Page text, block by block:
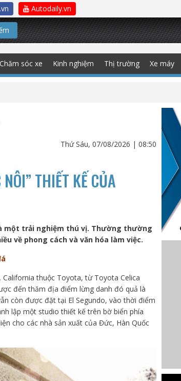
Autodaily.vn
Chăm sóc xe Kinh nghiệm Thị trường Xe máy
Thứ Sáu, 07/08/2026 | 08:50
THIẾT KẾ CỦA
một trải nghiệm thú vị. Thường thường
về phong cách và văn hóa làm việc.
thuộc Toyota, từ Toyota Celica
đến thăm địa điểm lừng danh đó quả là
còn được đặt tại El Segundo, vào thời điểm
lập một studio thiết kế trên bờ biển phía
cho các nhà sản xuất của Đức, Hàn Quốc